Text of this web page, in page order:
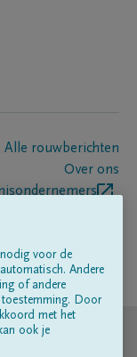
Alle rouwberichten
Over ons
voor de
Andere
of andere
toestemming. Door
met het
ook je